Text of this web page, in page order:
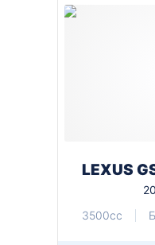
LEXUS
3500cc